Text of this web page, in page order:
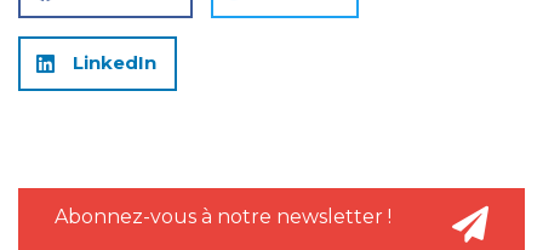
LinkedIn
Abonnez-vous à notre newsletter !